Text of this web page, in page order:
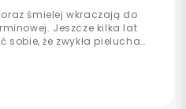
śmielej wkraczają do
Jeszcze kilka lat
sobie, że zwykła pielucha
wymiany. Dziś
i są stopniowo wdrażane w